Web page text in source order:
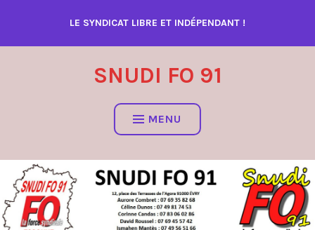
contenu
LE SYNDICAT LIBRE ET INDÉPENDANT !
SNUDI FO 91
MENU